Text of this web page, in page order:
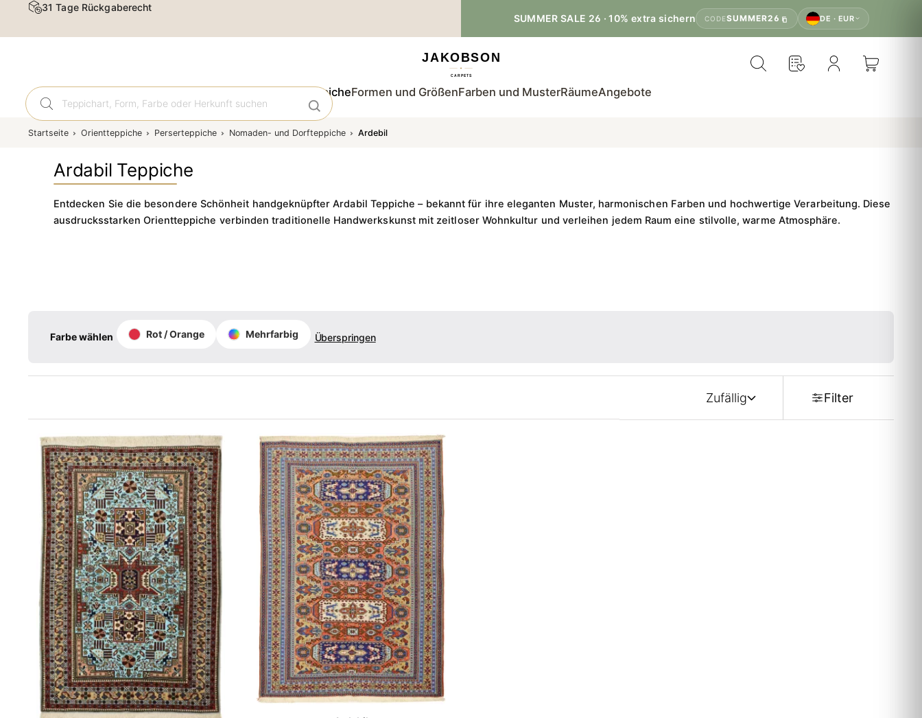
31 Tage Rückgaberecht
SUMMER SALE 26 · 10% extra sichern
CODESUMMER26 DE · EUR
OrientteppicheFormen und GrößenFarben und MusterRäumeAngebote
Startseite Orientteppiche Perserteppiche Nomaden- und Dorfteppiche Ardebil
Ardabil Teppiche
Entdecken Sie die besondere Schönheit handgeknüpfter Ardabil Teppiche – bekannt für ihre eleganten Muster, harmonischen Farben und hochwertige Verarbeitung. Diese
ausdrucksstarken Orientteppiche verbinden traditionelle Handwerkskunst mit zeitloser Wohnkultur und verleihen jedem Raum eine stilvolle, warme Atmosphäre.
Farbe wählen Rot / Orange Mehrfarbig Überspringen
Zufällig Filter